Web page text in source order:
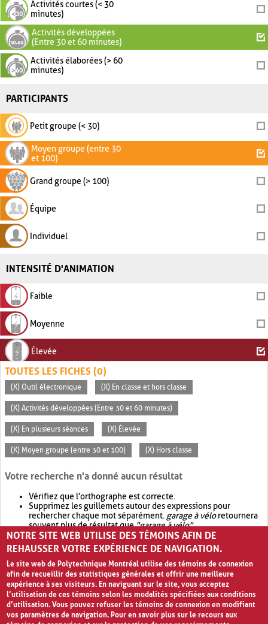
Activités courtes (< 30
minutes)
Activités développées
(Entre 30 et 60 minutes)
Activités élaborées (> 60
minutes)
PARTICIPANTS
Petit groupe (< 30)
Moyen groupe (entre 30
et 100)
Grand groupe (> 100)
Équipe
Individuel
INTENSITÉ D'ANIMATION
Faible
Moyenne
Élevée
TOUTES LES FICHES (0)
(X) Outil électronique (X) En classe et hors classe
(X) Activités développées (Entre 30 et 60 minutes)
(X) En plusieurs séances (X) Élevée
(X) Moyen groupe (entre 30 et 100) (X) Hors classe
Votre recherche n'a donné aucun résultat
Vérifiez que l'orthographe est correcte.
Supprimez les guillemets autour des expressions pour
rechercher chaque mot séparément. garage à véloretournera
souvent plus de résultat que"garage à vélo".
Envisagez d'élargir votre recherche avec OR.garage OR vélo
retournera souvent plus de résultat quegarage à vélo
NOTRE SITE WEB UTILISE DES TÉMOINS AFIN DE
REHAUSSER VOTRE EXPÉRIENCE DE NAVIGATION.
Le site web de Polytechnique Montréal utilise des témoins de connexion
afin de recueillir des statistiques générales et offrir une meilleure
expérience à ses visiteurs. En naviguant sur le site, vous acceptez
l’utilisation de ces témoins selon les modalités spécifiées aux conditions
d’utilisation. Vous pouvez refuser les témoins de connexion en modifiant
vos paramètres de navigation. Pour en savoir plus sur le recours aux